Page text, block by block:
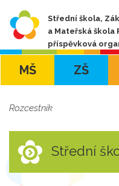
Střední škola,
a Mateřská škola
příspěvková
MŠ ZŠ
Rozcestník
Střední